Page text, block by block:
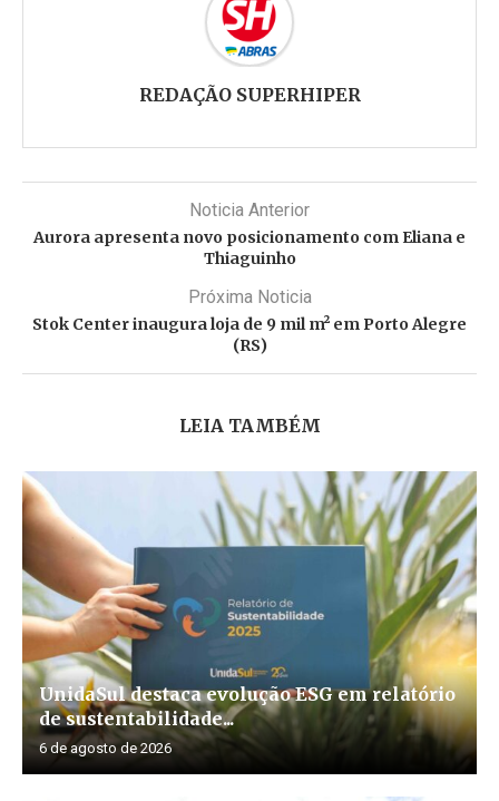
REDAÇÃO SUPERHIPER
Noticia Anterior
Aurora apresenta novo posicionamento com Eliana e
Thiaguinho
Próxima Noticia
Stok Center inaugura loja de 9 mil m² em Porto Alegre
(RS)
LEIA TAMBÉM
UnidaSul destaca evolução ESG em relatório
de sustentabilidade...
6 de agosto de 2026